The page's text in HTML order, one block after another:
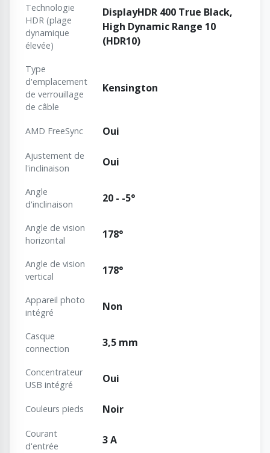
Technologie
HDR (plage
dynamique
élevée)
DisplayHDR 400 True Black,
High Dynamic Range 10
(HDR10)
Type
d'emplacement
de verrouillage
de câble
Kensington
AMD FreeSync Oui
Ajustement de
l'inclinaison
Oui
Angle
d'inclinaison
20 - -5°
Angle de vision
horizontal
178°
Angle de vision
vertical
178°
Appareil photo
intégré
Non
Casque
connection
3,5 mm
Concentrateur
USB intégré
Oui
Couleurs pieds Noir
Courant
d'entrée
3 A